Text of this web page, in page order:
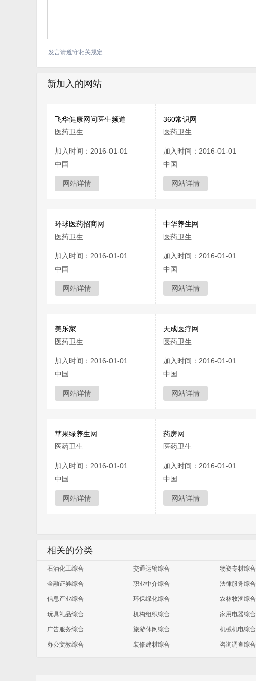
发言请遵守相关规定
新加入的网站
飞华健康网问医生频道
医药卫生
加入时间：2016-01-01
中国
网站详情
360常识网
医药卫生
加入时间：2016-01-01
中国
网站详情
环球医药招商网
医药卫生
加入时间：2016-01-01
中国
网站详情
中华养生网
医药卫生
加入时间：2016-01-01
中国
网站详情
美乐家
医药卫生
加入时间：2016-01-01
中国
网站详情
天成医疗网
医药卫生
加入时间：2016-01-01
中国
网站详情
苹果绿养生网
医药卫生
加入时间：2016-01-01
中国
网站详情
药房网
医药卫生
加入时间：2016-01-01
中国
网站详情
相关的分类
石油化工综合 交通运输综合 物资专材综合
金融证券综合 职业中介综合 法律服务综合
信息产业综合 环保绿化综合 农林牧渔综合
玩具礼品综合 机构组织综合 家用电器综合
广告服务综合 旅游休闲综合 机械机电综合
办公文教综合 装修建材综合 咨询调查综合